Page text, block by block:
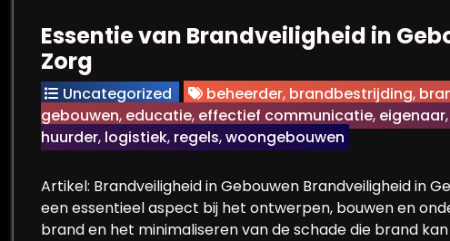
Essentie van Brandveiligheid in
Zorg
Uncategorized beheerder, brandbestrijding,
gebouwen, educatie, effectief communicatie, eigenaar,
huurder, logistiek, regels,woongebouwen
Artikel: Brandveiligheid in Gebouwen Brandveiligheid in
een essentieel aspect bij het ontwerpen, bouwen en
brand en het minimaliseren van de schade die brand